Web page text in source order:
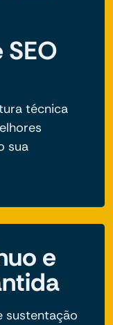
técnica
sua
e
sustentação